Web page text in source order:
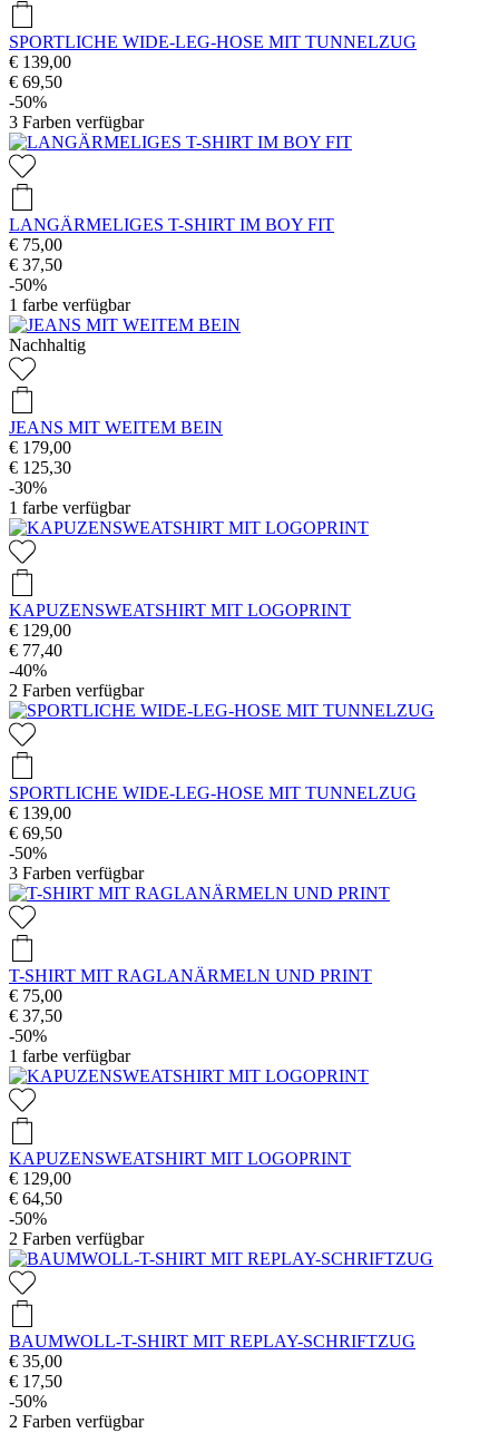
SPORTLICHE WIDE-LEG-HOSE MIT TUNNELZUG
€ 139,00
€ 69,50
-50%
3 Farben verfügbar
LANGÄRMELIGES T-SHIRT IM BOY FIT
€ 75,00
€ 37,50
-50%
1 farbe verfügbar
Nachhaltig
JEANS MIT WEITEM BEIN
€ 179,00
€ 125,30
-30%
1 farbe verfügbar
KAPUZENSWEATSHIRT MIT LOGOPRINT
€ 129,00
€ 77,40
-40%
2 Farben verfügbar
SPORTLICHE WIDE-LEG-HOSE MIT TUNNELZUG
€ 139,00
€ 69,50
-50%
3 Farben verfügbar
T-SHIRT MIT RAGLANÄRMELN UND PRINT
€ 75,00
€ 37,50
-50%
1 farbe verfügbar
KAPUZENSWEATSHIRT MIT LOGOPRINT
€ 129,00
€ 64,50
-50%
2 Farben verfügbar
BAUMWOLL-T-SHIRT MIT REPLAY-SCHRIFTZUG
€ 35,00
€ 17,50
-50%
2 Farben verfügbar